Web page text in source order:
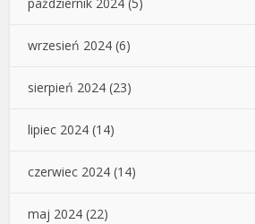
wrzesień 2024 (6)
sierpień 2024 (23)
lipiec 2024 (14)
czerwiec 2024 (14)
maj 2024 (22)